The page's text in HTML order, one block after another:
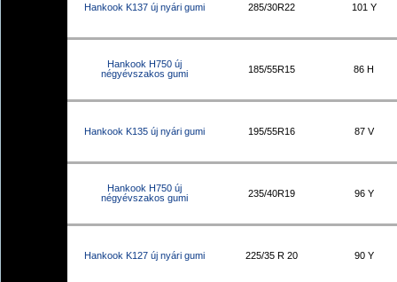
Hankook K137 új nyári gumi 285/30R22 101 Y
Hankook H750 új
négyévszakos gumi
185/55R15 86 H
Hankook K135 új nyári gumi 195/55R16 87 V
Hankook H750 új
négyévszakos gumi
235/40R19 96 Y
Hankook K127 új nyári gumi 225/35 R 20 90 Y